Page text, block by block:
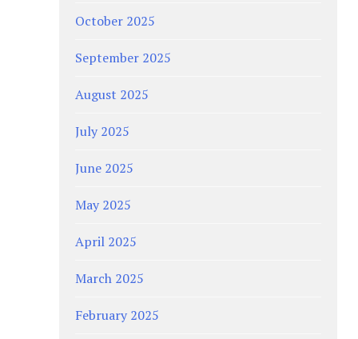
October 2025
September 2025
August 2025
July 2025
June 2025
May 2025
April 2025
March 2025
February 2025